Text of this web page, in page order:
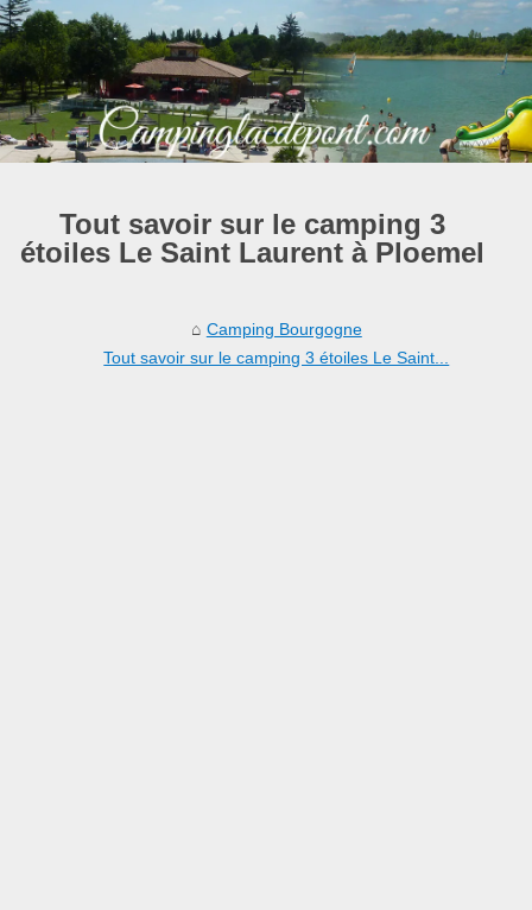
Tout savoir sur le camping 3
étoiles Le Saint Laurent à Ploemel
Camping Bourgogne
Tout savoir sur le camping 3 étoiles Le Saint...